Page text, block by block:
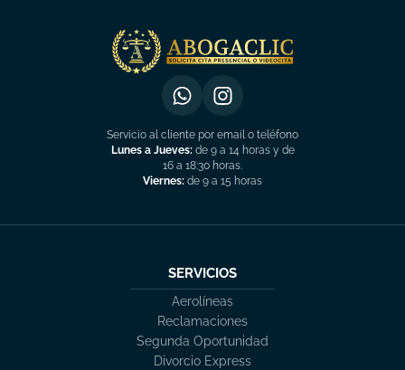
Servicio al cliente por email o teléfono
Lunes a Jueves:de 9 a 14 horas y de
16 a 18:30 horas.
Viernes: de 9 a 15 horas
SERVICIOS
Aerolíneas
Reclamaciones
Segunda Oportunidad
Divorcio Express